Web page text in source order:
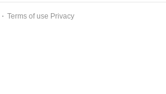
Terms of use Privacy